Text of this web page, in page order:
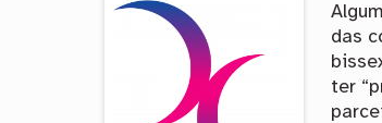
das
ter